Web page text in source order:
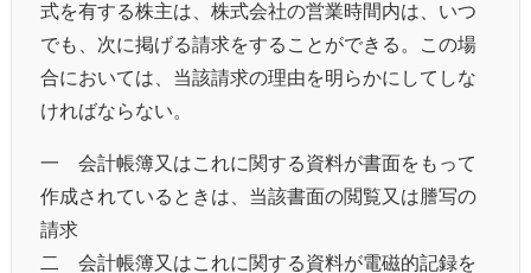
式を有する株主は、株式会社の営業時間内は、いつ
でも、次に掲げる請求をすることができる。この場
合においては、当該請求の理由を明らかにしてしな
ければならない。
一 会計帳簿又はこれに関する資料が書面をもって
作成されているときは、当該書面の閲覧又は謄写の
請求
二 会計帳簿又はこれに関する資料が電磁的記録を